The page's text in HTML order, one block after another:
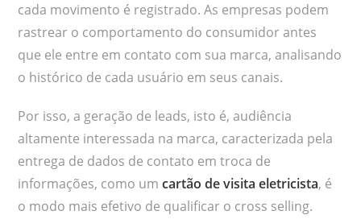
cada movimento é registrado. As empresas podem
rastrear o comportamento do consumidor antes
que ele entre em contato com sua marca, analisando
o histórico de cada usuário em seus canais.
Por isso, a geração de leads, isto é, audiência
altamente interessada na marca, caracterizada pela
entrega de dados de contato em troca de
informações, como umcartão de visita eletricista, é
o modo mais efetivo de qualificar o cross selling.